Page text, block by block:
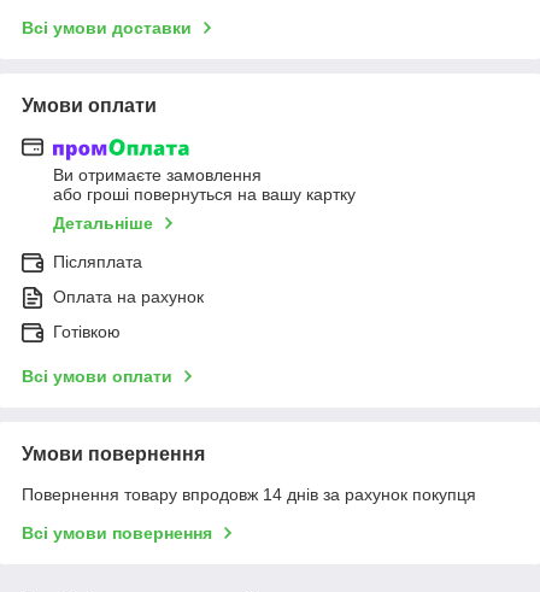
Всі умови доставки
Умови оплати
Ви отримаєте замовлення
або гроші повернуться на вашу картку
Детальніше
Післяплата
Оплата на рахунок
Готівкою
Всі умови оплати
Умови повернення
Повернення товару впродовж 14 днів за рахунок покупця
Всі умови повернення